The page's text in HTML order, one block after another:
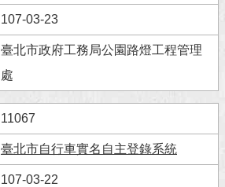
107-03-23
臺北市政府工務局公園路燈工程管理
處
11067
臺北市自行車實名自主登錄系統
107-03-22